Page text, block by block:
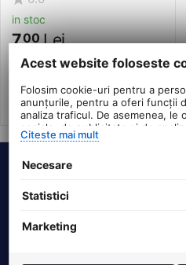
in stoc
PRP:
700 Lei
DHS Bike Parts
Suport clienti
Acest website foloseste
Folosim cookie-uri pentru a
anunțurile, pentru a oferi funcții
analiza traficul. De asemenea,
sociale, de publicitate și de
modul în care folosiți site-ul
serviciilor lor.
Citeste mai mult
Necesare
Statistici
Marketing